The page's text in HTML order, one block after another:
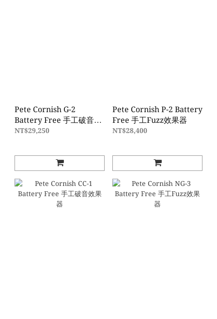
Pete Cornish G-2
Battery Free 手工破音效
果器
NT$29,250
Pete Cornish P-2 Battery
Free 手工Fuzz效果器
NT$28,400